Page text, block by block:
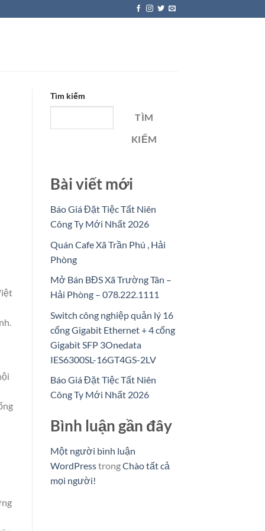
Tìm kiếm
TÌM
KIẾM
Bài viết mới
Báo Giá Đặt Tiệc Tất Niên
Công Ty Mới Nhất 2026
Quán Cafe Xã Trần Phú , Hải
Phòng
Mở Bán BĐS Xã Trường Tân –
Hải Phòng – 078.222.1111
Switch công nghiệp quản lý 16
cổng Gigabit Ethernet + 4 cổng
Gigabit SFP 3Onedata
IES6300SL-16GT4GS-2LV
Báo Giá Đặt Tiệc Tất Niên
Công Ty Mới Nhất 2026
Bình luận gần đây
Một người bình luận
WordPresstrongChào tất cả
mọi người!